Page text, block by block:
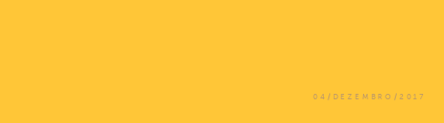
04/DEZEMBRO/2017